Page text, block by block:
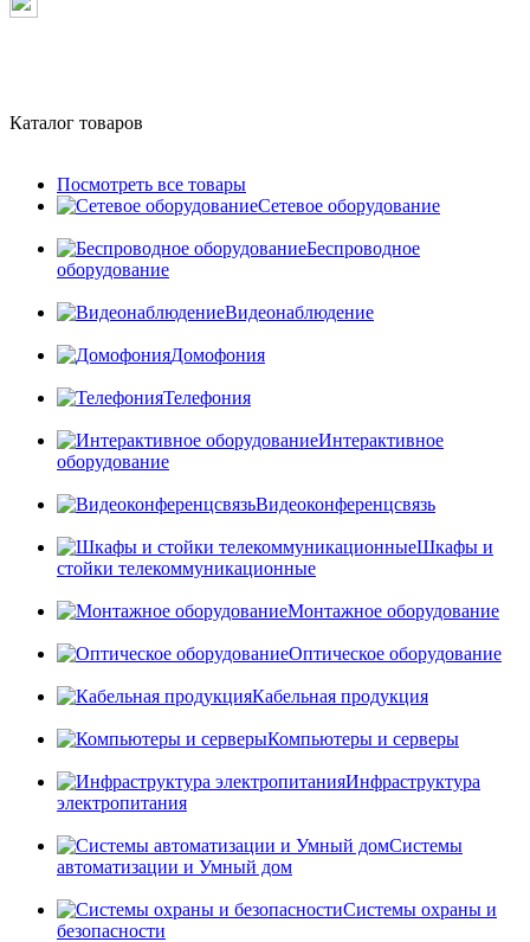
Каталог товаров
Посмотреть все товары
Сетевое оборудование
Беспроводное
оборудование
Видеонаблюдение
Домофония
Телефония
Интерактивное
оборудование
Видеоконференцсвязь
Шкафы и
стойки телекоммуникационные
Монтажное оборудование
Оптическое оборудование
Кабельная продукция
Компьютеры и серверы
Инфраструктура
электропитания
Системы
автоматизации и Умный дом
Системы охраны и
безопасности